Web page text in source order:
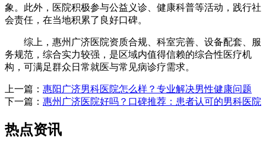
象。此外，医院积极参与公益义诊、健康科普等活动，践行社
会责任，在当地积累了良好口碑。
综上，惠州广济医院资质合规、科室完善、设备配套、服
务规范，综合实力较强，是区域内值得信赖的综合性医疗机
构，可满足群众日常就医与常见病诊疗需求。
上一篇： 惠阳广济男科医院怎么样？专业解决男性健康问题
下一篇： 惠州广济医院好吗？口碑推荐：患者认可的男科医院
热点资讯